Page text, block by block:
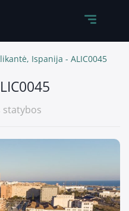
Ispanija - ALIC0045
statybos